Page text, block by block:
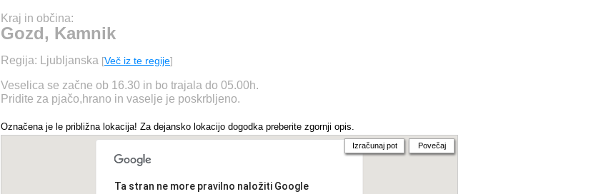
Kraj in občina:
Gozd, Kamnik
Regija: Ljubljanska [Več iz te regije]
Veselica se začne ob 16.30 in bo trajala do 05.00h.
Pridite za pjačo,hrano in vaselje je poskrbljeno.
Označena je le približna lokacija! Za dejansko lokacijo dogodka preberite zgornji opis.
Ta stran ne more pravilno naložiti Google
Izračunaj pot Povečaj